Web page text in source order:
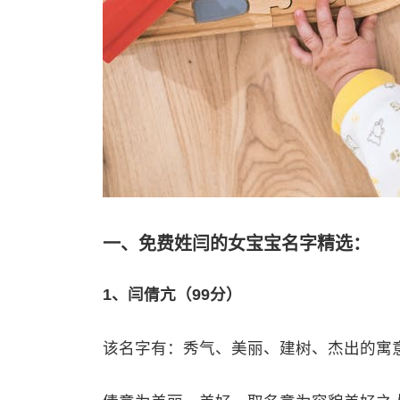
一、免费姓闫的女宝宝名字精选：
1、闫倩亢（99分）
该名字有：秀气、美丽、建树、杰出的寓